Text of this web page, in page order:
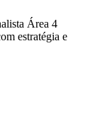
Área 4
estratégia e